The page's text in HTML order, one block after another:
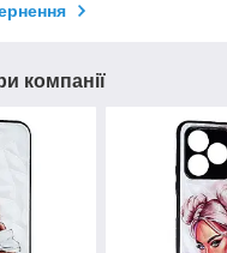
компанії